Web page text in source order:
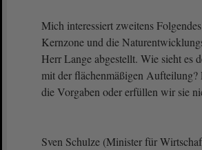
Mich interessiert zweitens
Kernzone und die
Herr Lange abgestellt. Wie sieht es
mit der flächenmäßigen
die Vorgaben oder erfüllen wir sie
Sven Schulze (Minister für